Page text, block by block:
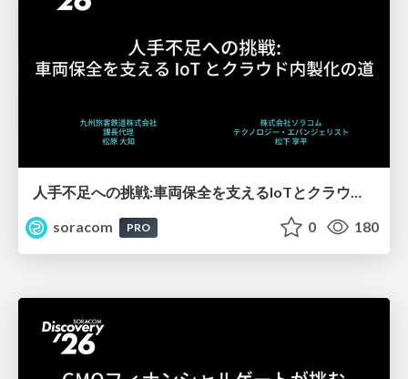
人手不足への挑戦:車両保全を支えるIoTとクラウド内製化の道【SORACOM Discovery 2026】
soracom
PRO 0 180